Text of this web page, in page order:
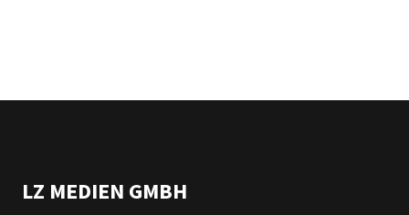
LZ MEDIEN GMBH